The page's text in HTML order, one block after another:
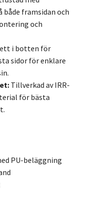
både framsidan och
och
i botten för
sidor för enklare
Tillverkad av IRR-
för bästa
PU-beläggning